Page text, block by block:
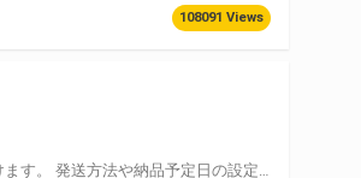
108091 Views